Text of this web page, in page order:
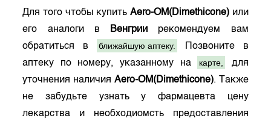
Для того чтобы купить Aero-OM(Dimethicone)или
его аналоги в
Венгрии рекомендуем вам
обратиться в
ближайшую аптеку.
Позвоните в
аптеку по номеру, указанному на
карте,
для
уточнения наличия Aero-OM(Dimethicone). Также
не забудьте узнать у фармацевта цену
лекарства и необходиомсть предоставления